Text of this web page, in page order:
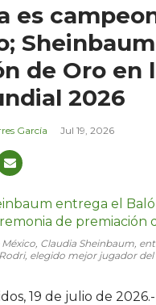
es
de Oro en
2026
García Jul 19, 2026
Claudia Sheinbaum,
elegido mejor jugador del
19 de julio de